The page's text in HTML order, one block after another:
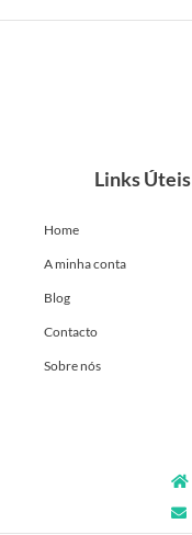
Links Úteis
Home
A minha conta
Blog
Contacto
Sobre nós